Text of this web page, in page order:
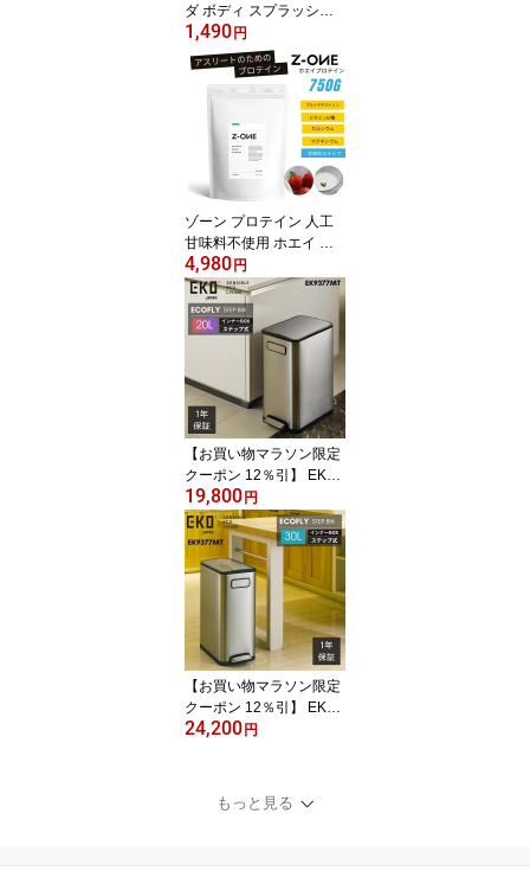
ダ ボディ スプラッシュ
マリアリゲル 95ml レデ
ィース 女性 コスメ ギフ
ト
1,490円
ゾーン プロテイン 人工
甘味料不使用 ホエイ ヨ
ーグルト ストロベリー 7
50g ZONE PROTEIN ア
スリート 男性 女性 成人
ジュニア
4,980円
【お買い物マラソン限定
クーポン 12％引】 EKO
ゴミ箱 20L 20リットル E
K9377 ペダル 足踏み 大
容量 スリム ステンレス
縦型 縦 両開き ふた付き
エコフライ ステップビン
おしゃれ ダストボックス
19,800円
【お買い物マラソン限定
クーポン 12％引】 EKO
ゴミ箱 30L 30リットル E
縦型 縦 ワイド ふた付き
エコフライ ステップビン
24,200円
もっと見る